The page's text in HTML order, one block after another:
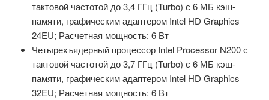
тактовой частотой до 3,4 ГГц (Turbo) с 6 МБ кэш-
памяти, графическим адаптером Intel HD Graphics
24EU; Расчетная мощность: 6 Вт
Четырехъядерный процессор Intel Processor N200 с
тактовой частотой до 3,7 ГГц (Turbo) с 6 МБ кэш-
памяти, графическим адаптером Intel HD Graphics
32EU; Расчетная мощность: 6 Вт